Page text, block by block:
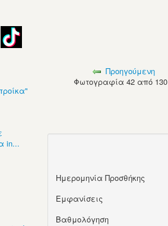
in...
Προηγούμενη
Φωτογραφία 42 από 130
Ημερομηνία Προσθήκης
Εμφανίσεις
Βαθμολόγηση